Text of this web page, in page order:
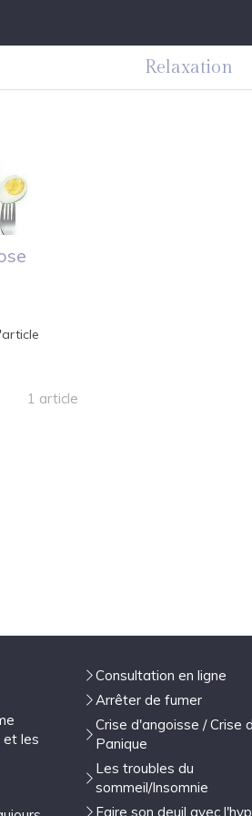
Relaxation
1 article
et les
Consultation en ligne
Arrêter de fumer
Crise d'angoisse / Crise
Panique
Les troubles du
sommeil/Insomnie
Faire son deuil avec